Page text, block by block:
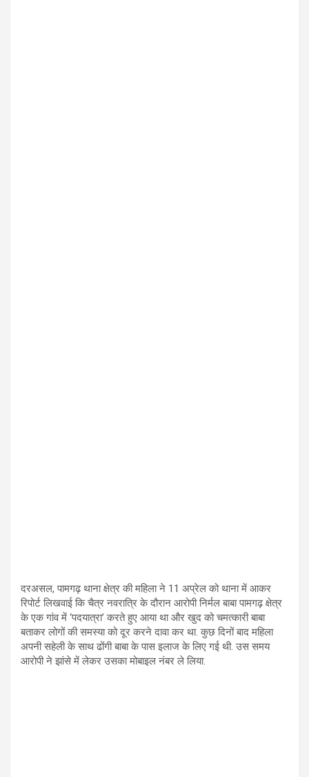
दरअसल, पामगढ़ थाना क्षेत्र की महिला ने 11 अप्रेल को थाना में आकर
रिपोर्ट लिखवाई कि चैत्र नवरात्रि के दौरान आरोपी निर्मल बाबा पामगढ़ क्षेत्र
के एक गांव में ‘पदयात्रा’ करते हुए आया था और खुद को चमत्कारी बाबा
बताकर लोगों की समस्या को दूर करने दावा कर था. कुछ दिनों बाद महिला
अपनी सहेली के साथ ढोंगी बाबा के पास इलाज के लिए गई थी. उस समय
आरोपी ने झांसे में लेकर उसका मोबाइल नंबर ले लिया.